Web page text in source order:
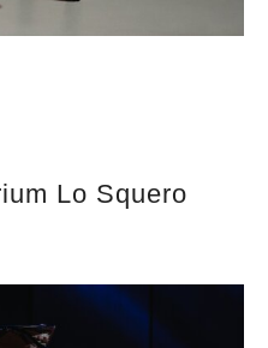
Lo Squero